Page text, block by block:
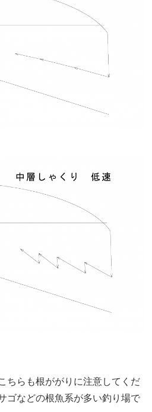
ちらも根ががりに注意してくだ
ゴなどの根魚系が多い釣り場で